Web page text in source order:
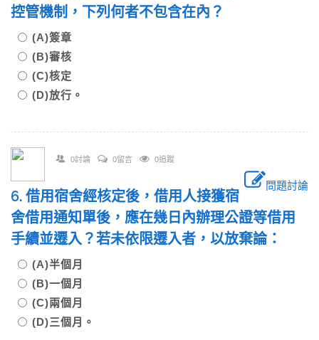
控管機制，下列何者不包含在內？
(A)簽章
(B)審核
(C)核定
(D)放行。
0討論 0留言 0追蹤
問題討論
6. 借用宿舍經核定後，借用人接獲宿
舍借用通知單後，應在幾日內辦理公證等借用
手續並遷入？若未依限遷入者，以放棄論：
(A)半個月
(B)一個月
(C)兩個月
(D)三個月。